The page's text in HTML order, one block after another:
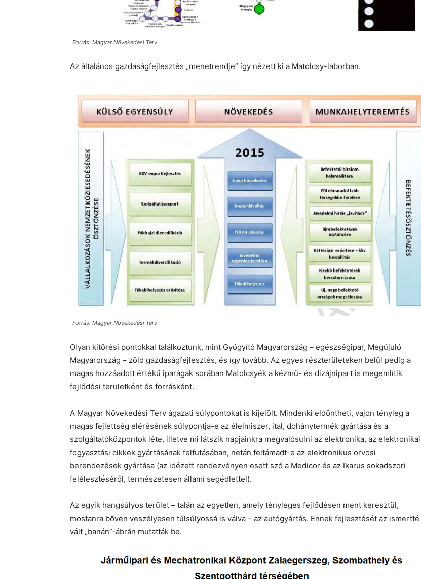
Forrás: Magyar Növekedési Terv
Az általános gazdaságfejlesztés „menetrendje” így nézett ki a Matolcsy-laborban.
Forrás: Magyar Növekedési Terv
Olyan kitörési pontokkal találkoztunk, mint Gyógyító Magyarország – egészségipar, Megújuló
Magyarország – zöld gazdaságfejlesztés, és így tovább. Az egyes részterületeken belül pedig a
magas hozzáadott értékű iparágak sorában Matolcsyék a kézmű- és dizájnipart is megemlítik
fejlődési területként és forrásként.
A Magyar Növekedési Terv ágazati súlypontokat is kijelölt. Mindenki eldöntheti, vajon tényleg a
magas fejlettség elérésének súlypontja-e az élelmiszer, ital, dohánytermék gyártása és a
szolgáltatóközpontok léte, illetve mi látszik napjainkra megvalósulni az elektronika, az elektronikai
fogyasztási cikkek gyártásának felfutásában, netán feltámadt-e az elektronikus orvosi
berendezések gyártása (az idézett rendezvényen esett szó a Medicor és az Ikarus sokadszori
felélesztéséről, természetesen állami segédlettel).
Az egyik hangsúlyos terület – talán az egyetlen, amely tényleges fejlődésen ment keresztül,
mostanra bőven veszélyesen túlsúlyossá is válva – az autógyártás. Ennek fejlesztését az ismertté
vált „banán”-ábrán mutatták be.